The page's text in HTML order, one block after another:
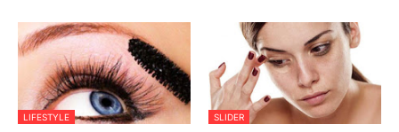
LIFESTYLE SLIDER